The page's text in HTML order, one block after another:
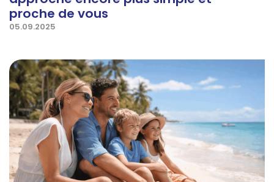
proche de vous
05.09.2025